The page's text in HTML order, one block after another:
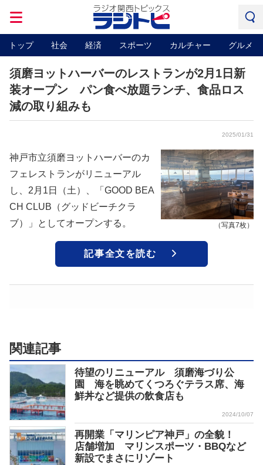
トップ 社会 経済 スポーツ カルチャー グルメ
須磨ヨットハーバーのレストランが2月1日新
装オープン パン食べ放題ランチ、食品ロス
減の取り組みも
2025/01/31
（写真7枚）
神戸市立須磨ヨットハーバーのカ
フェレストランがリニューアル
し、2月1日（土）、「GOOD BEA
CH CLUB（グッドビーチクラ
ブ）」としてオープンする。
記事全文を読む
関連記事
待望のリニューアル 須磨海づり公
園 海を眺めてくつろぐテラス席、海
鮮丼など提供の飲食店も
2024/10/07
再開業「マリンピア神戸」の全貌！
店舗増加 マリンスポーツ・BBQなど
新設でまさにリゾート